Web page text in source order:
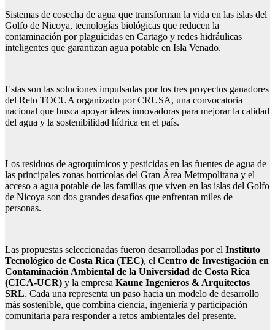
Sistemas de cosecha de agua que transforman la vida en las islas del
Golfo de Nicoya, tecnologías biológicas que reducen la
contaminación por plaguicidas en Cartago y redes hidráulicas
inteligentes que garantizan agua potable en Isla Venado.
Estas son las soluciones impulsadas por los tres proyectos ganadores
del Reto TOCUA organizado por CRUSA, una convocatoria
nacional que busca apoyar ideas innovadoras para mejorar la calidad
del agua y la sostenibilidad hídrica en el país.
Los residuos de agroquímicos y pesticidas en las fuentes de agua de
las principales zonas hortícolas del Gran Área Metropolitana y el
acceso a agua potable de las familias que viven en las islas del Golfo
de Nicoya son dos grandes desafíos que enfrentan miles de
personas.
Las propuestas seleccionadas fueron desarrolladas por el Instituto
Tecnológico de Costa Rica (TEC), el Centro de Investigación en
Contaminación Ambiental de la Universidad de Costa Rica
(CICA-UCR) y la empresa Kaune Ingenieros & Arquitectos
SRL. Cada una representa un paso hacia un modelo de desarrollo
más sostenible, que combina ciencia, ingeniería y participación
comunitaria para responder a retos ambientales del presente.